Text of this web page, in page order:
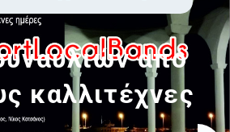
από
καλλιτέχνες